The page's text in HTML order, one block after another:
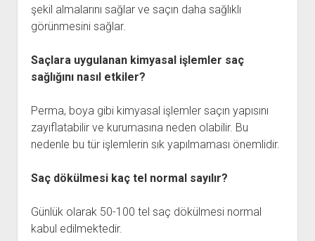
şekil almalarını sağlar ve saçın daha sağlıklı
görünmesini sağlar.
Saçlara uygulanan kimyasal işlemler saç
sağlığını nasıl etkiler?
Perma, boya gibi kimyasal işlemler saçın yapısını
zayıflatabilir ve kurumasına neden olabilir. Bu
nedenle bu tür işlemlerin sık yapılmaması önemlidir.
Saç dökülmesi kaç tel normal sayılır?
Günlük olarak 50-100 tel saç dökülmesi normal
kabul edilmektedir.